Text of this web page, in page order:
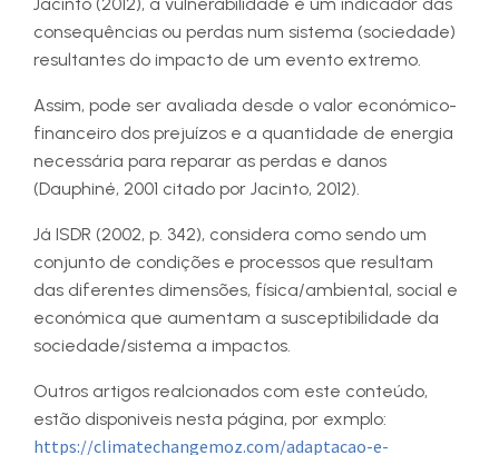
consequências ou perdas num sistema (sociedade)
resultantes do impacto de um evento extremo.
Assim, pode ser avaliada desde o valor económico-
financeiro dos prejuízos e a quantidade de energia
necessária para reparar as perdas e danos
(Dauphiné, 2001 citado por Jacinto, 2012).
Já ISDR (2002, p. 342), considera como sendo um
conjunto de condições e processos que resultam
das diferentes dimensões, física/ambiental, social e
económica que aumentam a susceptibilidade da
sociedade/sistema a impactos.
Outros artigos realcionados com este conteúdo,
estão disponiveis nesta página, por exmplo:
https://climatechangemoz.com/adaptacao-e-